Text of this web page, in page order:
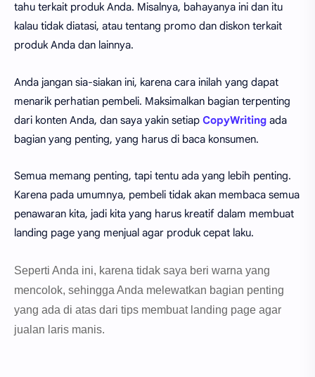
tahu terkait produk Anda. Misalnya, bahayanya ini dan itu
kalau tidak diatasi, atau tentang promo dan diskon terkait
produk Anda dan lainnya.
Anda jangan sia-siakan ini, karena cara inilah yang dapat
menarik perhatian pembeli. Maksimalkan bagian terpenting
dari konten Anda, dan saya yakin setiap CopyWriting ada
bagian yang penting, yang harus di baca konsumen.
Semua memang penting, tapi tentu ada yang lebih penting.
Karena pada umumnya, pembeli tidak akan membaca semua
penawaran kita, jadi kita yang harus kreatif dalam membuat
landing page yang menjual agar produk cepat laku.
Seperti Anda ini, karena tidak saya beri warna yang
mencolok, sehingga Anda melewatkan bagian penting
yang ada di atas dari tips membuat landing page agar
jualan laris manis.